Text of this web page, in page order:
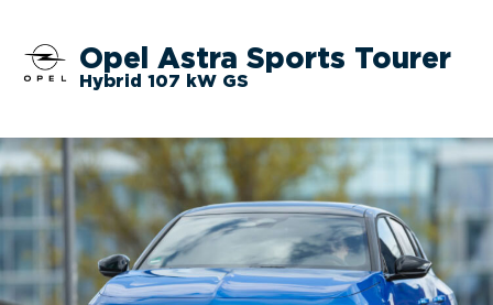
a
r
n
a
v
i
g
a
c
o
t
e
n
t
Opel Astra Sports Tourer
Hybrid 107 kW GS